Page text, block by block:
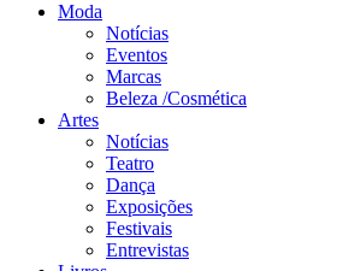
Moda
Notícias
Eventos
Marcas
Beleza /Cosmética
Artes
Notícias
Teatro
Dança
Exposições
Festivais
Entrevistas